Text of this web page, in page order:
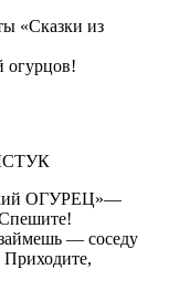
«Сказки из
огурцов!
ОГУРЕЦ»—
— соседу
Приходите,